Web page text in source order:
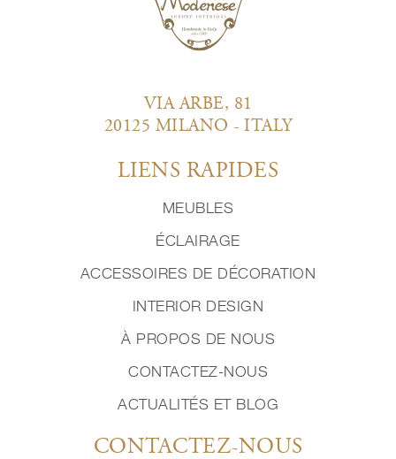
VIA ARBE, 81
20125 MILANO - ITALY
LIENS RAPIDES
MEUBLES
ÉCLAIRAGE
ACCESSOIRES DE DÉCORATION
INTERIOR DESIGN
À PROPOS DE NOUS
CONTACTEZ-NOUS
ACTUALITÉS ET BLOG
CONTACTEZ-NOUS